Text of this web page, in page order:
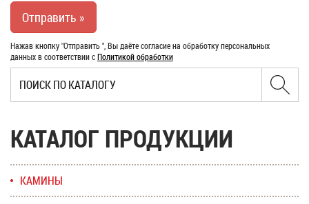
Нажав кнопку "Отправить ", Вы даёте согласие на обработку персональных
данных в соответствии сПолитикой обработки
КАТАЛОГ ПРОДУКЦИИ
КАМИНЫ